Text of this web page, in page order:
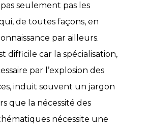
seulement pas les
de toutes façons, en
par ailleurs.
difficile car la spécialisation,
par l’explosion des
induit souvent un jargon
que la nécessité des
nécessite une